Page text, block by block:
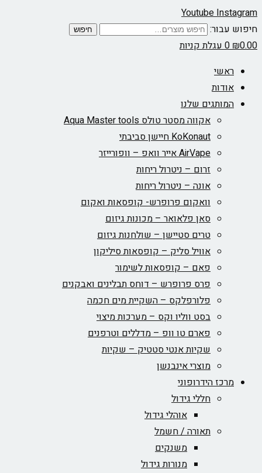
YoutubeInstagram
חיפוש עבור:
חיפוש
₪0.00
0עגלת קניות
ראשי
אודות
המותגים שלנו
אקווה מסטר טולס Aqua Master tools
KoKonaut חיישן סביבתי
AirVape אייר וואפ – וופורייזר
זרום – ניטרול ריחות
אונה – ניטרול ריחות
וואקום פרופרש- קופסאות ואקום
סאן פלאואר – מכונות גיזום
טרים סטיישן – שולחנות גיזום
אוויל סליק – קופסאות סיליקון
פאם – קופסאות לשימור
פרס פרופרש – דוחס תבלינים ואבקנים
פלורפלקס – השקיית מים חכמה
בסט ווליו וקס – מערכות מיצוי
פארם טו וופ – מדללים וטרפנים
שקיות אנטי סטטיק – שקיות
מוצרי אינבנשן
מרכז הידרופוני
חללי גידול
אוהלי גידול
תאורה / חשמל
משנקים
מנורות גידול